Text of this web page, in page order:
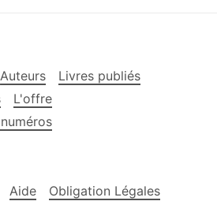
Auteurs
Livres publiés
L'offre
Aide Obligation Légales